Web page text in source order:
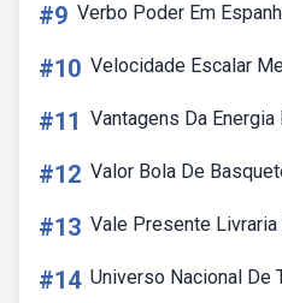
#9 Verbo Poder Em
#10 Velocidade Escalar
#11 Vantagens Da Energia
#12 Valor Bola De
#13 Vale Presente Livraria
#14 Universo Nacional De